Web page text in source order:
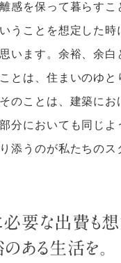
感を保って暮らすこ
うことを想定した時
います。余裕、余白
とは、住まいのゆと
のことは、建築にお
分においても同じよ
添うのが私たちのス
要な出費も想
ある生活を。